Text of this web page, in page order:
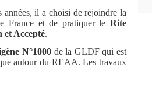
années, il a choisi de rejoindre la
France et de pratiquer le Rite
et Accepté.
N°1000de la GLDF qui est
autour du REAA. Les travaux